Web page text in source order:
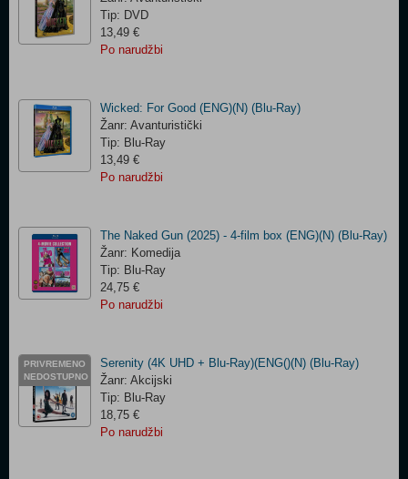
Tip: DVD
13,49 €
Po narudžbi
Wicked: For Good (ENG)(N) (Blu-Ray)
Žanr: Avanturistički
Tip: Blu-Ray
13,49 €
Po narudžbi
The Naked Gun (2025) - 4-film box (ENG)(N) (Blu-Ray)
Žanr: Komedija
Tip: Blu-Ray
24,75 €
Po narudžbi
PRIVREMENO
NEDOSTUPNO
Serenity (4K UHD + Blu-Ray)(ENG()(N) (Blu-Ray)
Žanr: Akcijski
Tip: Blu-Ray
18,75 €
Po narudžbi